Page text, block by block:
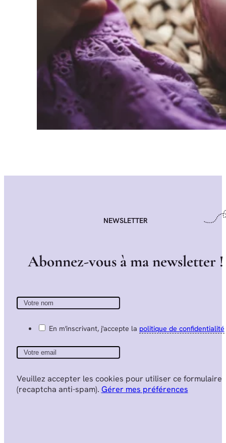
NEWSLETTER
Abonnez-vous àmanewsletter !
En m'inscrivant, j'accepte la politique de confidentialité
Veuillez accepter les cookies pour utiliser ce formulaire
(recaptcha anti-spam). Gérer mes préférences